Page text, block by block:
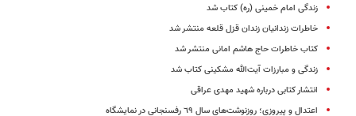
زندگی امام خمینی (ره) کتاب شد
خاطرات زندانیان زندان قزل قلعه منتشر شد
کتاب خاطرات حاج هاشم امانی منتشر شد
زندگی و مبارزات آیت‌الله مشکینی کتاب شد
انتشار کتابی درباره شهید مهدی عراقی
اعتدال و پیروزی؛ روزنوشت‌های سال ٦٩ رفسنجانی در نمایشگاه